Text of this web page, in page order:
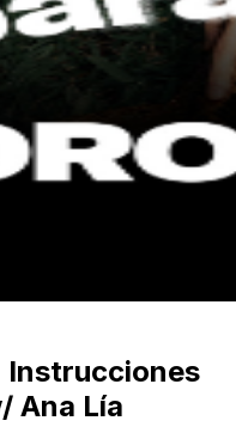
Instrucciones
Ana Lía